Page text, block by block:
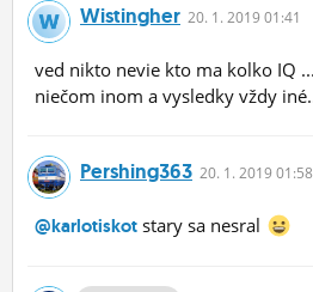
Wistingher 20. 1. 2019 01:41
ved nikto nevie kto ma kolko IQ
niečom inom a vysledky vždy
Pershing363 20. 1. 2019 01:58
@karlotiskot stary sa nesral